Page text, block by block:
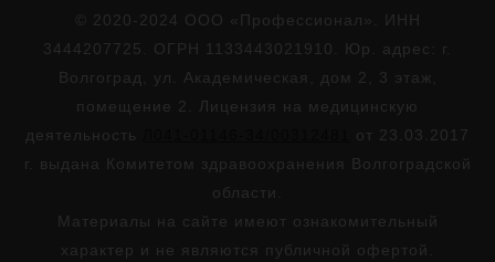
© 2020-2024 ООО «Профессионал». ИНН
3444207725. ОГРН 1133443021910. Юр. адрес: г.
Волгоград, ул. Академическая, дом 2, 3 этаж,
помещение 2. Лицензия на медицинскую
деятельность
от 23.03.2017
г. выдана Комитетом здравоохранения Волгоградской
области.
Материалы на сайте имеют ознакомительный
характер и не являются публичной офертой.